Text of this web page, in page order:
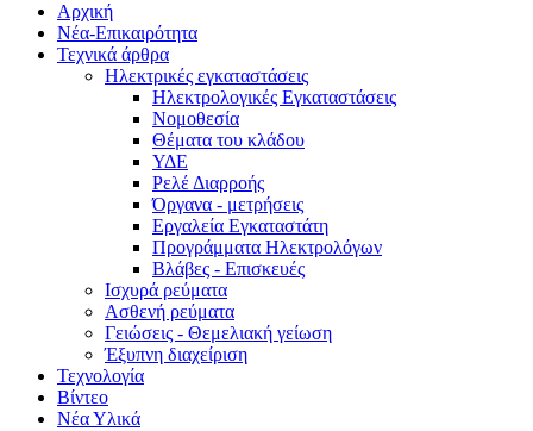
Αρχική
Νέα-Επικαιρότητα
Τεχνικά άρθρα
Ηλεκτρικές εγκαταστάσεις
Ηλεκτρολογικές Εγκαταστάσεις
Νομοθεσία
Θέματα του κλάδου
ΥΔΕ
Ρελέ Διαρροής
Όργανα - μετρήσεις
Εργαλεία Εγκαταστάτη
Προγράμματα Ηλεκτρολόγων
Βλάβες - Επισκευές
Ισχυρά ρεύματα
Ασθενή ρεύματα
Γειώσεις - Θεμελιακή γείωση
Έξυπνη διαχείριση
Τεχνολογία
Βίντεο
Νέα Υλικά